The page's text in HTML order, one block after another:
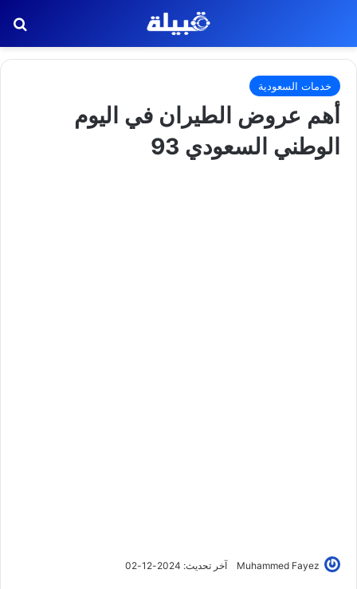
خدمات السعودية
أهم عروض الطيران في اليوم
الوطني السعودي 93
Muhammed Fayez آخر تحديث: 2024-12-02